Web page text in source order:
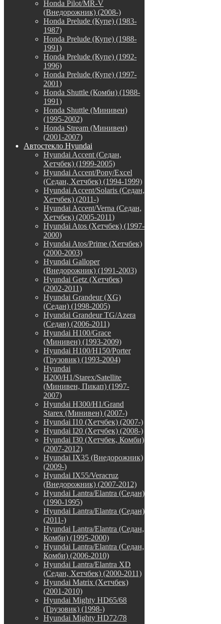
Honda Pilot/MR-V
(Внедорожник) (2008-)
Honda Prelude (Купе) (1983-
1987)
Honda Prelude (Купе) (1988-
1991)
Honda Prelude (Купе) (1992-
1996)
Honda Prelude (Купе) (1997-
2001)
Honda Shuttle (Комби) (1988-
1991)
Honda Shuttle (Минивен)
(1995-2002)
Honda Stream (Минивен)
(2001-2007)
Автостекло Hyundai
Hyundai Accent (Седан,
Хетчбек) (1999-2005)
Hyundai Accent/Pony/Excel
(Седан, Хетчбек) (1994-1999)
Hyundai Accent/Solaris (Седан,
Хетчбек) (2011-)
Hyundai Accent/Verna (Седан,
Хетчбек) (2005-2011)
Hyundai Atos (Хетчбек) (1997-
2000)
Hyundai Atos/Prime (Хетчбек)
(2000-2003)
Hyundai Galloper
(Внедорожник) (1991-2003)
Hyundai Getz (Хетчбек)
(2002-2011)
Hyundai Grandeur (XG)
(Седан) (1998-2005)
Hyundai Grandeur TG/Azera
(Седан) (2006-2011)
Hyundai H100/Grace
(Минивен) (1993-2009)
Hyundai H100/H150/Porter
(Грузовик) (1993-2004)
Hyundai
H200/H1/Starex/Satellite
(Минивен, Пикап) (1997-
2007)
Hyundai H300/H1/Grand
Starex (Минивен) (2007-)
Hyundai I10 (Хетчбек) (2007-)
Hyundai I20 (Хетчбек) (2008-)
Hyundai I30 (Хетчбек, Комби)
(2007-2012)
Hyundai IX35 (Внедорожник)
(2009-)
Hyundai IX55/Veracruz
(Внедорожник) (2007-2012)
Hyundai Lantra/Elantra (Седан)
(1990-1995)
Hyundai Lantra/Elantra (Седан)
(2011-)
Hyundai Lantra/Elantra (Седан,
Комби) (1995-2000)
Hyundai Lantra/Elantra (Седан,
Комби) (2006-2010)
Hyundai Lantra/Elantra XD
(Седан, Хетчбек) (2000-2011)
Hyundai Matrix (Хетчбек)
(2001-2010)
Hyundai Mighty HD65/68
(Грузовик) (1998-)
Hyundai Mighty HD72/78